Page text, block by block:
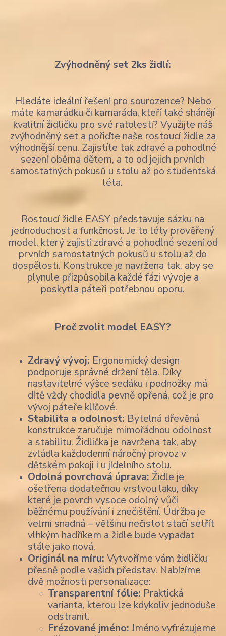
Zvýhodněný set 2ks židlí:
Hledáte ideální řešení pro sourozence? Nebo
máte kamarádku či kamaráda, kteří také shánějí
kvalitní židličku pro své ratolesti? Využijte náš
zvýhodněný set a pořiďte naše rostoucí židle za
výhodnější cenu. Zajistíte tak zdravé a pohodlné
sezení oběma dětem, a to od jejich prvních
samostatných pokusů u stolu až po studentská
léta.
Rostoucí židle EASY představuje sázku na
jednoduchost a funkčnost. Je to léty prověřený
model, který zajistí zdravé a pohodlné sezení od
prvních samostatných pokusů u stolu až do
dospělosti. Konstrukce je navržena tak, aby se
plynule přizpůsobila každé fázi vývoje a
poskytla páteři potřebnou oporu.
Proč zvolit model EASY?
Zdravý vývoj: Ergonomický design
podporuje správné držení těla. Díky
nastavitelné výšce sedáku i podnožky má
dítě vždy chodidla pevně opřená, což je pro
vývoj páteře klíčové.
Stabilita a odolnost: Bytelná dřevěná
konstrukce zaručuje mimořádnou odolnost
a stabilitu. Židlička je navržena tak, aby
zvládla každodenní náročný provoz v
dětském pokoji i u jídelního stolu.
Odolná povrchová úprava: Židle je
ošetřena dodatečnou vrstvou laku, díky
které je povrch vysoce odolný vůči
běžnému používání i znečištění. Údržba je
velmi snadná – většinu nečistot stačí setřít
vlhkým hadříkem a židle bude vypadat
stále jako nová.
Originál na míru: Vytvoříme vám židličku
přesně podle vašich představ. Nabízíme
dvě možnosti personalizace:
Transparentní fólie: Praktická
varianta, kterou lze kdykoliv jednoduše
odstranit.
Frézované jméno:Jméno vyfrézujeme